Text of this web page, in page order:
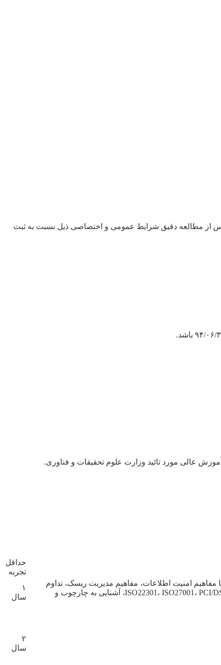
پس از مطالعه دقیق شرایط عمومی و اختصاصی ذیل نسبت به ثبت
عالی مورد تائید وزارت علوم تحقیقات و فناوری.
حداقل
تجربه
مفاهیم امنیت اطلاعات، مفاهیم مدیریت ریسک، تداوم
کسب و کار، آشنایی با چارچوب ها و استانداردهای مدیریتی و امنیت اطلاعات مانند(ISO22301، ISO27001، PCI/DSS، آشنایی به چارچوب و
۱
سال
۲
سال